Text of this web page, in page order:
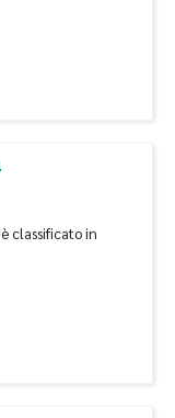
classificato in